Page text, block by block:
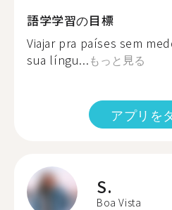
語学学習の目標
Viajar pra países sem
sua língu...もっと見る
アプリを
S.
Boa Vista